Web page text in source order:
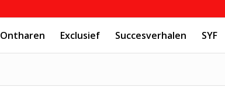
Ontharen Exclusief Succesverhalen SYF